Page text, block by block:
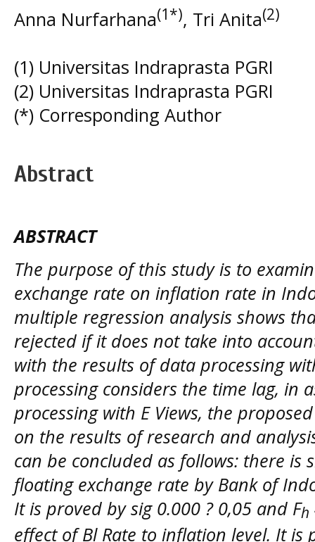
Anna Nurfarhana(1*), Tri Anita(2)
(1) Universitas Indraprasta PGRI
(2) Universitas Indraprasta PGRI
(*) Corresponding Author
Abstract
ABSTRACT
The purpose of this study is to
exchange rate on inflation rate in
multiple regression analysis shows
rejected if it does not take into
with the results of data processing
processing considers the time lag, in
processing with E Views, the
on the results of research and
can be concluded as follows: there is
floating exchange rate by Bank of
It is proved by sig 0.000 ? 0,05 and Fh
effect of Bl Rate to inflation level. It is